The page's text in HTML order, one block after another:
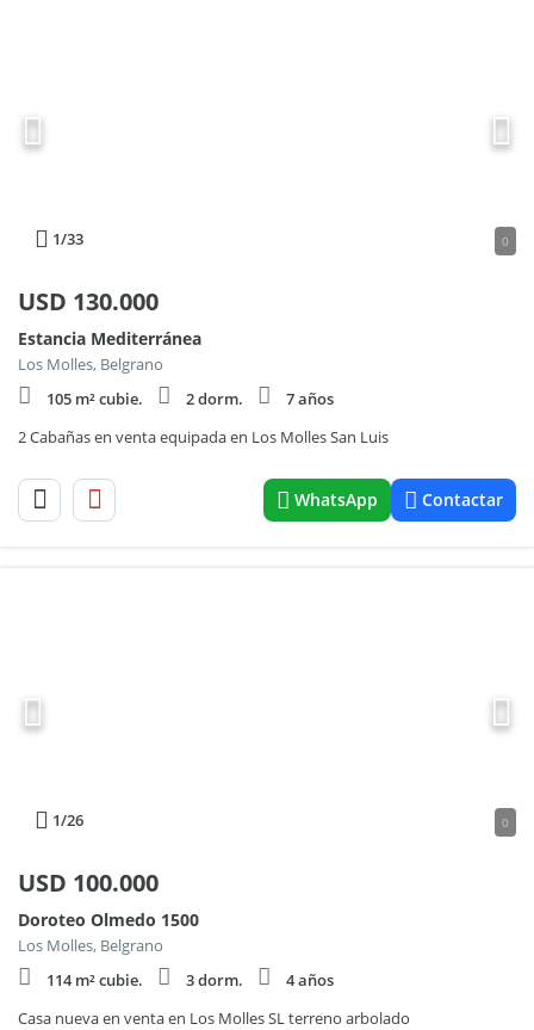
1/33 0
USD 130.000
Estancia Mediterránea
Los Molles, Belgrano
105 m² cubie.
2 dorm.
7 años
2 Cabañas en venta equipada en Los Molles San Luis
WhatsApp Contactar
1/26 0
USD 100.000
Doroteo Olmedo 1500
Los Molles, Belgrano
114 m² cubie.
3 dorm.
4 años
Casa nueva en venta en Los Molles SL terreno arbolado